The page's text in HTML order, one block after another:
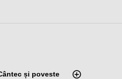
și poveste